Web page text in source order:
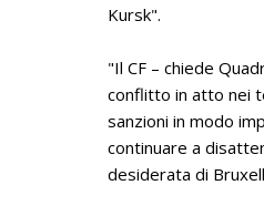
Kursk".
"Il CF – chiede
conflitto in atto nei
sanzioni in modo
continuare a
desiderata di